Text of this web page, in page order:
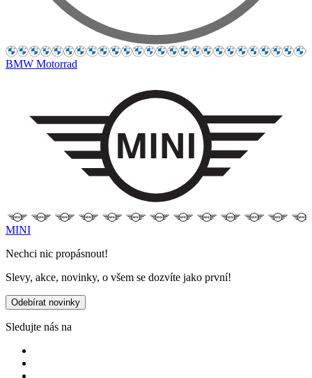
BMW Motorrad
MINI
Nechci nic propásnout!
Slevy, akce, novinky, o všem se dozvíte jako první!
Odebírat novinky
Sledujte nás na